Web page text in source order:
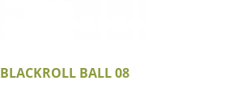
BLACKROLL BALL 08